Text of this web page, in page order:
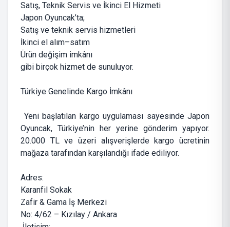
Satış, Teknik Servis ve İkinci El Hizmeti
Japon Oyuncak’ta;
Satış ve teknik servis hizmetleri
İkinci el alım–satım
Ürün değişim imkânı
gibi birçok hizmet de sunuluyor.
Türkiye Genelinde Kargo İmkânı
Yeni başlatılan kargo uygulaması sayesinde Japon
Oyuncak, Türkiye’nin her yerine gönderim yapıyor.
20.000 TL ve üzeri alışverişlerde kargo ücretinin
mağaza tarafından karşılandığı ifade ediliyor.
Adres:
Karanfil Sokak
Zafir & Gama İş Merkezi
No: 4/62 – Kızılay / Ankara